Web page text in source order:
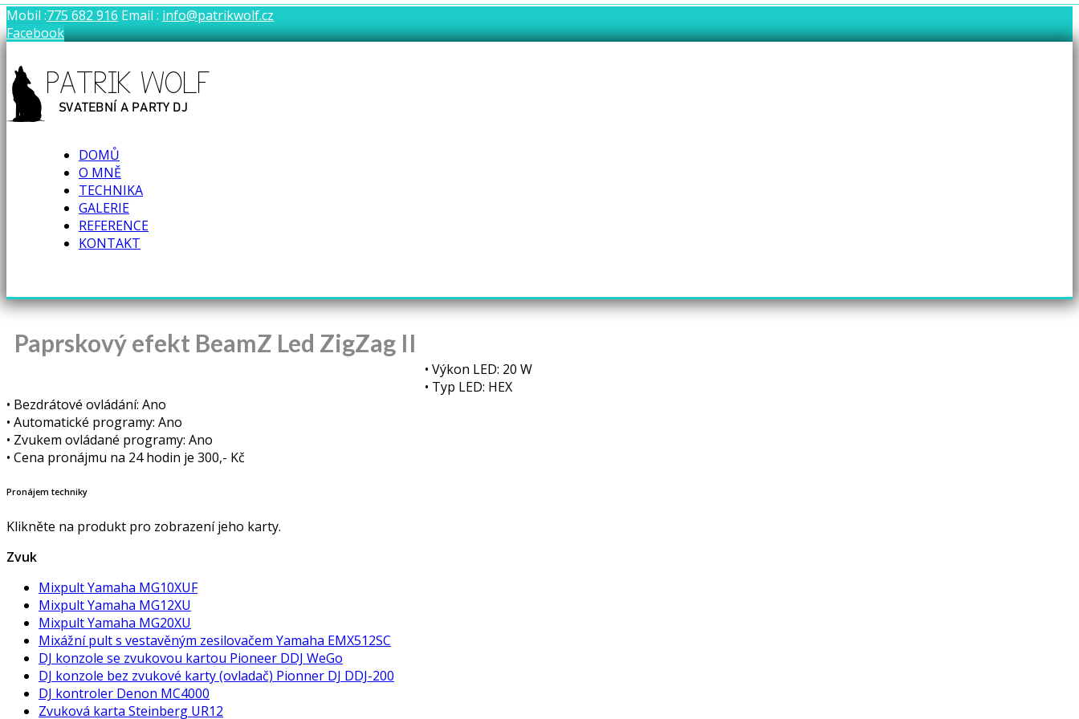
Mobil :775 682 916 Email : info@patrikwolf.cz
Facebook
PatrikWolf.cz
Patrik Wolf | Svatební a Párty DJ
DOMŮ
O MNĚ
TECHNIKA
GALERIE
REFERENCE
KONTAKT
Paprskový efekt BeamZ Led ZigZag II
• Výkon LED: 20 W
• Typ LED: HEX
• Bezdrátové ovládání: Ano
• Automatické programy: Ano
• Zvukem ovládané programy: Ano
• Cena pronájmu na 24 hodin je 300,- Kč
Pronájem techniky
Klikněte na produkt pro zobrazení jeho karty.
Zvuk
Mixpult Yamaha MG10XUF
Mixpult Yamaha MG12XU
Mixpult Yamaha MG20XU
Mixážní pult s vestavěným zesilovačem Yamaha EMX512SC
DJ konzole se zvukovou kartou Pioneer DDJ WeGo
DJ konzole bez zvukové karty (ovladač) Pionner DJ DDJ-200
DJ kontroler Denon MC4000
Zvuková karta Steinberg UR12